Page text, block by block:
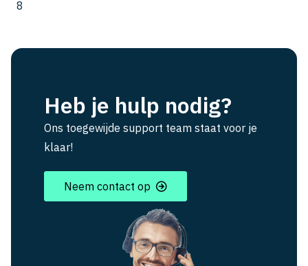
8
Heb je hulp nodig?
Ons toegewijde support team staat voor je
klaar!
Neem contact op